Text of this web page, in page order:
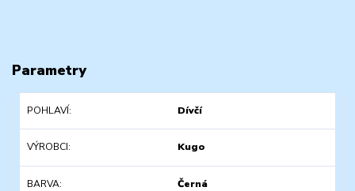
Parametry
POHLAVÍ Dívčí
VÝROBCI Kugo
BARVA Černá